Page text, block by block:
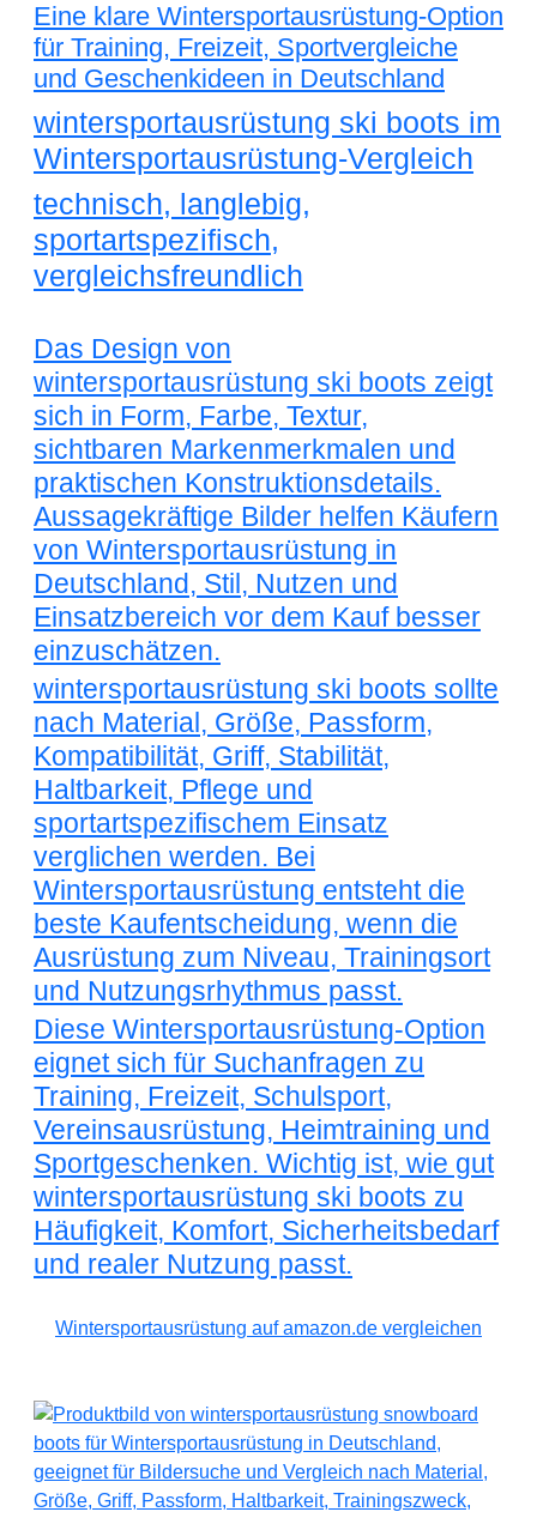
Eine klare Wintersportausrüstung-Option
für Training, Freizeit, Sportvergleiche
und Geschenkideen in Deutschland
wintersportausrüstung ski boots im
Wintersportausrüstung-Vergleich
technisch, langlebig,
sportartspezifisch,
vergleichsfreundlich
Das Design von
wintersportausrüstung ski boots zeigt
sich in Form, Farbe, Textur,
sichtbaren Markenmerkmalen und
praktischen Konstruktionsdetails.
Aussagekräftige Bilder helfen Käufern
von Wintersportausrüstung in
Deutschland, Stil, Nutzen und
Einsatzbereich vor dem Kauf besser
einzuschätzen.
wintersportausrüstung ski boots sollte
nach Material, Größe, Passform,
Kompatibilität, Griff, Stabilität,
Haltbarkeit, Pflege und
sportartspezifischem Einsatz
verglichen werden. Bei
Wintersportausrüstung entsteht die
beste Kaufentscheidung, wenn die
Ausrüstung zum Niveau, Trainingsort
und Nutzungsrhythmus passt.
Diese Wintersportausrüstung-Option
eignet sich für Suchanfragen zu
Training, Freizeit, Schulsport,
Vereinsausrüstung, Heimtraining und
Sportgeschenken. Wichtig ist, wie gut
wintersportausrüstung ski boots zu
Häufigkeit, Komfort, Sicherheitsbedarf
und realer Nutzung passt.
Wintersportausrüstung auf amazon.de vergleichen